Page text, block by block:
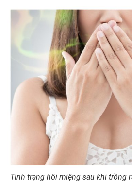
Tình trạng hôi miệng sau khi trồng